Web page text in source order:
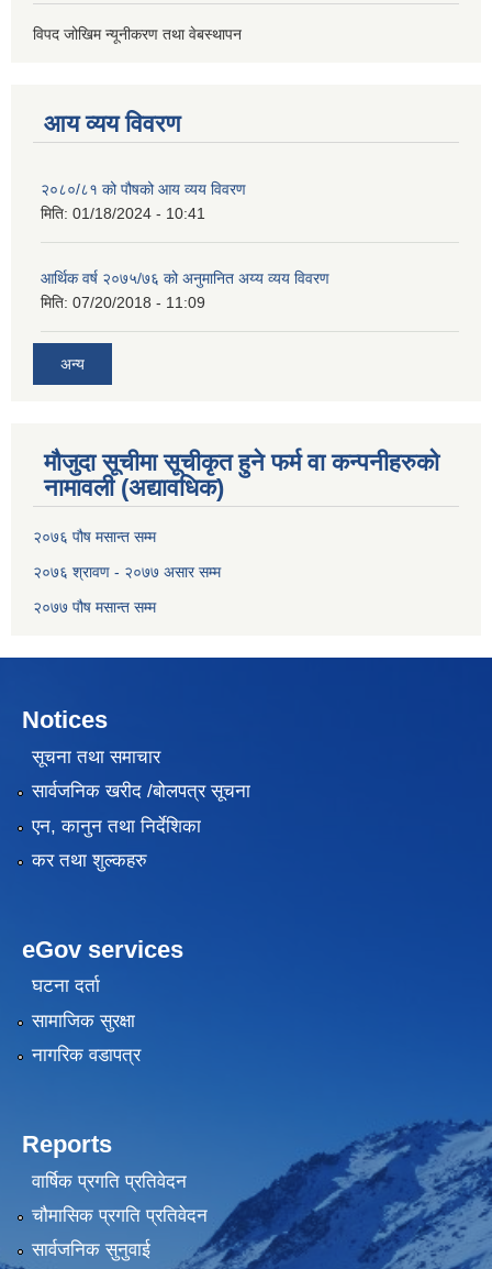
विपद जोखिम न्यूनीकरण तथा वेबस्थापन
आय व्यय विवरण
२०८०/८१ को पौषको आय व्यय विवरण
मिति: 01/18/2024 - 10:41
आर्थिक वर्ष २०७५/७६ को अनुमानित अय्य व्यय विवरण
मिति: 07/20/2018 - 11:09
अन्य
मौजुदा सूचीमा सूचीकृत हुने फर्म वा कन्पनीहरुको
नामावली (अद्यावधिक)
२०७६ पौष मसान्त सम्म
२०७६ श्रावण - २०७७ असार सम्म
२०७७ पौष मसान्त सम्म
Notices
सूचना तथा समाचार
सार्वजनिक खरीद /बोलपत्र सूचना
एन, कानुन तथा निर्देशिका
कर तथा शुल्कहरु
eGov services
घटना दर्ता
सामाजिक सुरक्षा
नागरिक वडापत्र
Reports
वार्षिक प्रगति प्रतिवेदन
चौमासिक प्रगति प्रतिवेदन
सार्वजनिक सुनुवाई